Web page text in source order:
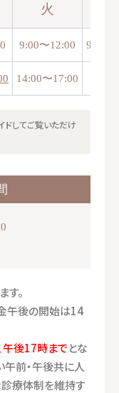
火
9:00〜12:00 9:00〜
14:00〜17:00
してご覧いただけ
。
午後の開始は14
午後17時までとな
午前・午後共に人
療体制を維持す